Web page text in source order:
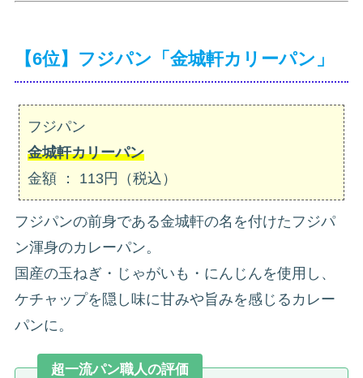
【6位】フジパン「金城軒カリーパン」
フジパン
金城軒カリーパン
金額 ： 113円（税込）
フジパンの前身である金城軒の名を付けたフジパ
ン渾身のカレーパン。
国産の玉ねぎ・じゃがいも・にんじんを使用し、
ケチャップを隠し味に甘みや旨みを感じるカレー
パンに。
超一流パン職人の評価